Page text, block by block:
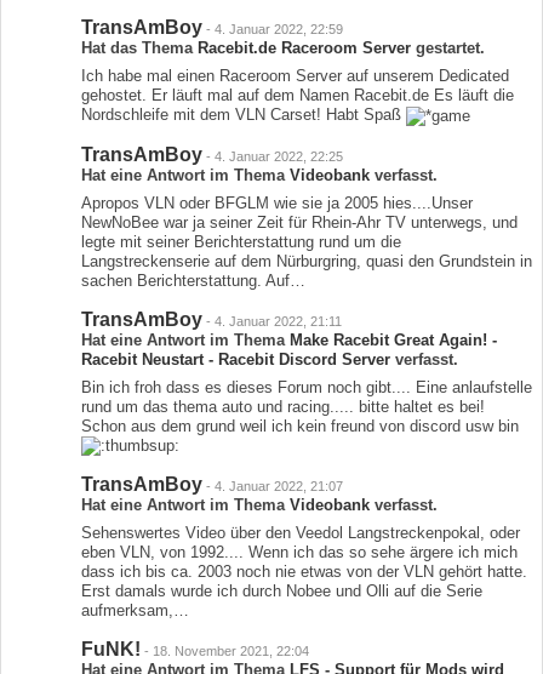
TransAmBoy - 4. Januar 2022, 22:59
Hat das Thema Racebit.de Raceroom Server gestartet.
Ich habe mal einen Raceroom Server auf unserem Dedicated
gehostet. Er läuft mal auf dem Namen Racebit.de Es läuft die
Nordschleife mit dem VLN Carset! Habt Spaß
TransAmBoy - 4. Januar 2022, 22:25
Hat eine Antwort im Thema Videobank verfasst.
Apropos VLN oder BFGLM wie sie ja 2005 hies....Unser
NewNoBee war ja seiner Zeit für Rhein-Ahr TV unterwegs, und
legte mit seiner Berichterstattung rund um die
Langstreckenserie auf dem Nürburgring, quasi den Grundstein in
sachen Berichterstattung. Auf…
TransAmBoy - 4. Januar 2022, 21:11
Hat eine Antwort im Thema Make Racebit Great Again! -
Racebit Neustart - Racebit Discord Server verfasst.
Bin ich froh dass es dieses Forum noch gibt.... Eine anlaufstelle
rund um das thema auto und racing..... bitte haltet es bei!
Schon aus dem grund weil ich kein freund von discord usw bin
TransAmBoy - 4. Januar 2022, 21:07
Hat eine Antwort im Thema Videobank verfasst.
Sehenswertes Video über den Veedol Langstreckenpokal, oder
eben VLN, von 1992.... Wenn ich das so sehe ärgere ich mich
dass ich bis ca. 2003 noch nie etwas von der VLN gehört hatte.
Erst damals wurde ich durch Nobee und Olli auf die Serie
aufmerksam,…
FuNK! - 18. November 2021, 22:04
Hat eine Antwort im Thema LFS - Support für Mods wird